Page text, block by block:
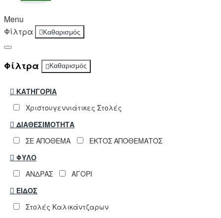
Menu
Φίλτρα
Καθαρισμός
Φίλτρα Καθαρισμός
ΚΑΤΗΓΟΡΊΑ
Χριστουγεννιάτικες Στολές
ΔΙΑΘΕΣΙΜΌΤΗΤΑ
ΣΕ ΑΠΟΘΕΜΑ
ΕΚΤΟΣ ΑΠΟΘΕΜΑΤΟΣ
ΦΎΛΟ
ΑΝΔΡΑΣ
ΑΓΟΡΙ
ΕΊΔΟΣ
Στολές Καλικάντζαρων